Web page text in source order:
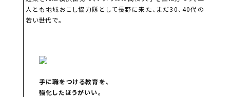
人とも地域おこし協力隊として長野に来た、まだ30、40代の
若い世代で。
手に職をつける教育を、
強化したほうがいい。